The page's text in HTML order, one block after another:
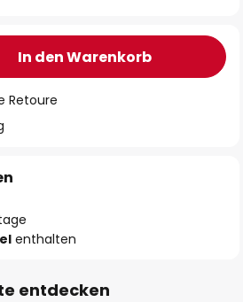
In den Warenkorb
Retoure
enthalten
entdecken